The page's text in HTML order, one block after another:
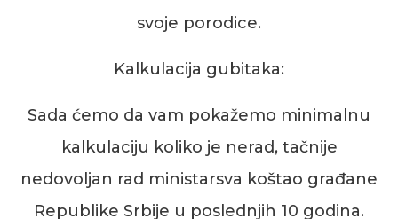
svoje porodice.
Kalkulacija gubitaka:
Sada ćemo da vam pokažemo minimalnu
kalkulaciju koliko je nerad, tačnije
nedovoljan rad ministarsva koštao građane
Republike Srbije u poslednjih 10 godina.